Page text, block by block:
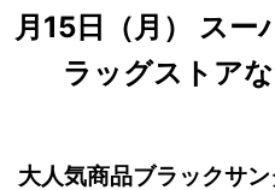
月15日（月） スー
ラッグストア
大人気商品ブラックサ